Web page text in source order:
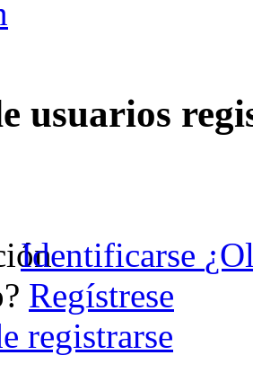
usuarios
Identificarse
Regístrese
registrarse